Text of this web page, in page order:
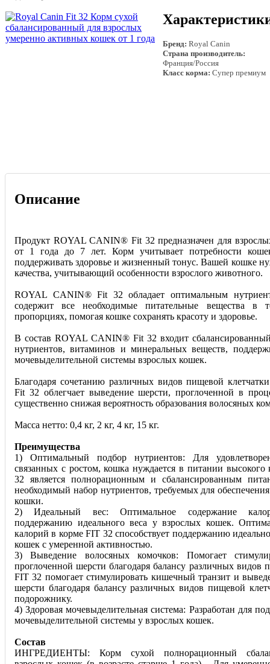
Бренд: Royal Canin
Страна производитель:
Франция/Россия
Класс корма: Супер премиум
Описание
Продукт ROYAL CANIN® Fit 32 предназначен для
от 1 года до 7 лет. Корм учитывает потребности
поддерживать здоровье и жизненный тонус. Вашей кошке
качества, учитывающий особенности взрослого животного.
ROYAL CANIN® Fit 32 обладает оптимальным
содержит все необходимые питательные вещества в
пропорциях, помогая кошке сохранять красоту и здоровье.
В состав ROYAL CANIN® Fit 32 входит
нутриентов, витаминов и минеральных веществ,
мочевыделительной системы взрослых кошек.
Благодаря сочетанию различных видов пищевой
Fit 32 облегчает выведение шерсти, проглоченной в
существенно снижая вероятность образования волосяных
Масса нетто: 0,4 кг, 2 кг, 4 кг, 15 кг.
Преимущества
1) Оптимальный подбор нутриентов: Для
связанных с ростом, кошка нуждается в питании высокого
32 является полнорационным и сбалансированным
необходимый набор нутриентов, требуемых для обеспечения
кошки.
2) Идеальный вес: Оптимальное содержание
поддержанию идеального веса у взрослых кошек.
калорий в корме FIT 32 способствует поддержанию
кошек с умеренной активностью.
3) Выведение волосяных комочков: Помогает
проглоченной шерсти благодаря балансу различных видов
FIT 32 помогает стимулировать кишечный транзит и
шерсти благодаря балансу различных видов пищевой
подорожнику.
4) Здоровая мочевыделительная система: Разработан для
мочевыделительной системы у взрослых кошек.
Состав
ИНГРЕДИЕНТЫ: Корм сухой полнорационный